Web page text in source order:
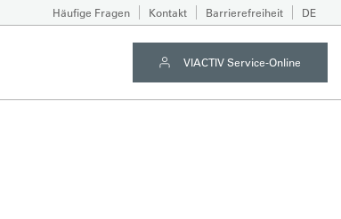
Häufige Fragen Kontakt Barrierefreiheit DE
VIACTIV Service-Online